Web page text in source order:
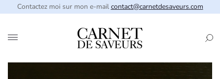
Contactez moi sur mon e-mail contact@carnetdesaveurs.com